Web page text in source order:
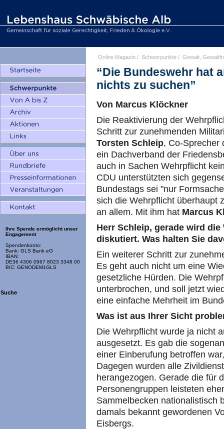
Ihre Spende ermöglicht unser
Engagement
Spendenkonto:
Bank: GLS Bank eG
IBAN:
DE36 4306 0967 8023 3348 00
BIC: GENODEM1GLS
Suche
Online Magazin / Schwerpunkte / Gewalt,
“Die Bundeswehr hat
nichts zu suchen”
Von Marcus Klöckner
Die Reaktivierung der
Schritt zur zunehmenden
Torsten Schleip, Co-Sprecher
ein Dachverband der
auch in Sachen Wehrpflicht
CDU unterstützten sich
Bundestags sei "nur
sich die Wehrpflicht überhaupt
an allem. Mit ihm hat Marcus
Herr Schleip, gerade wird
diskutiert. Was halten Sie
Ein weiterer Schritt zur
Es geht auch nicht um eine
gesetzliche Hürden. Die
unterbrochen, und soll jetzt
eine einfache Mehrheit im
Was ist aus Ihrer Sicht
Die Wehrpflicht wurde ja nicht
ausgesetzt. Es gab die
einer Einberufung betroffen
Dagegen wurden alle
herangezogen. Gerade die für
Personengruppen leisteten
Sammelbecken nationalistisch
damals bekannt gewordenen
Eisbergs.